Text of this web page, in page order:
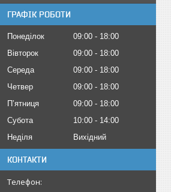
ГРАФІК РОБОТИ
Понеділок 09:00
18:00
Вівторок
09:00
18:00
Середа
09:00
18:00
Четвер
09:00
18:00
Пʼятниця
09:00
18:00
Субота
10:00
14:00
Неділя
Вихідний
КОНТАКТИ